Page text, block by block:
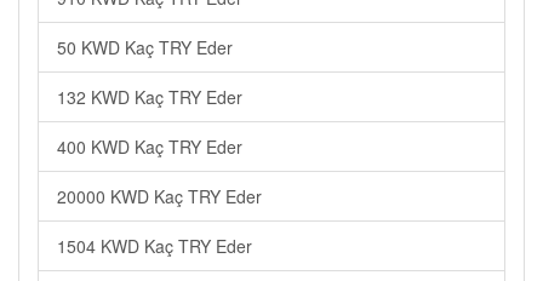
50 KWD Kaç TRY Eder
132 KWD Kaç TRY Eder
400 KWD Kaç TRY Eder
20000 KWD Kaç TRY Eder
1504 KWD Kaç TRY Eder